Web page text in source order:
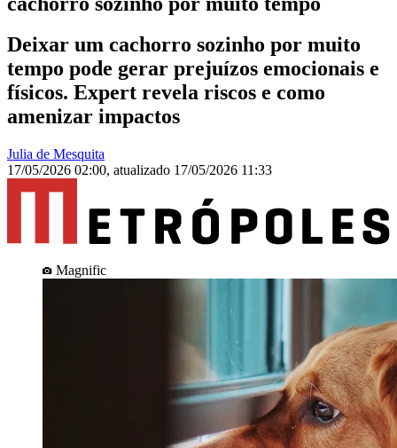
Deixar um cachorro sozinho por muito
tempo pode gerar prejuízos emocionais e
físicos. Expert revela riscos e como
amenizar impactos
Julia de Mesquita
17/05/2026 02:00, atualizado 17/05/2026 11:33
Magnific